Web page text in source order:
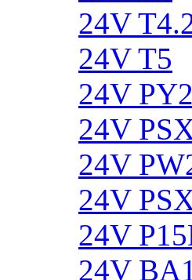
24V
24V T5
24V
24V
24V
24V
24V
24V